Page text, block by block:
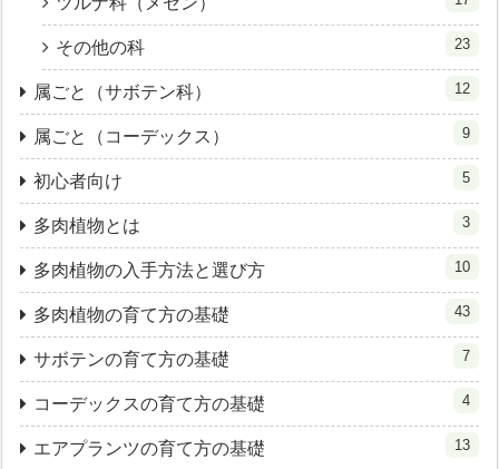
その他の科 23
属ごと（サボテン科） 12
属ごと（コーデックス） 9
初心者向け 5
多肉植物とは 3
多肉植物の入手方法と選び方 10
多肉植物の育て方の基礎 43
サボテンの育て方の基礎 7
コーデックスの育て方の基礎 4
エアプランツの育て方の基礎 13